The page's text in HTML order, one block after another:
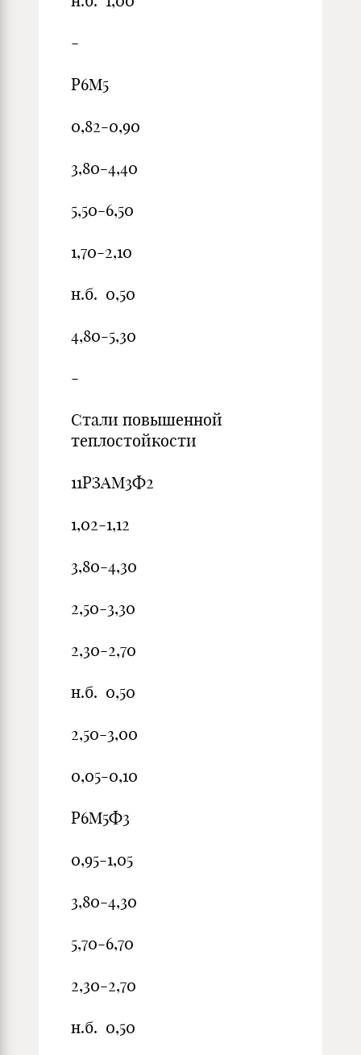
-
Р6М5
0,82-0,90
3,80-4,40
5,50-6,50
1,70-2,10
н.б. 0,50
4,80-5,30
-
Стали повышенной
теплостойкости
11РЗАМ3Ф2
1,02-1,12
3,80-4,30
2,50-3,30
2,30-2,70
н.б. 0,50
2,50-3,00
0,05-0,10
Р6М5Ф3
0,95-1,05
3,80-4,30
5,70-6,70
2,30-2,70
н.б. 0,50